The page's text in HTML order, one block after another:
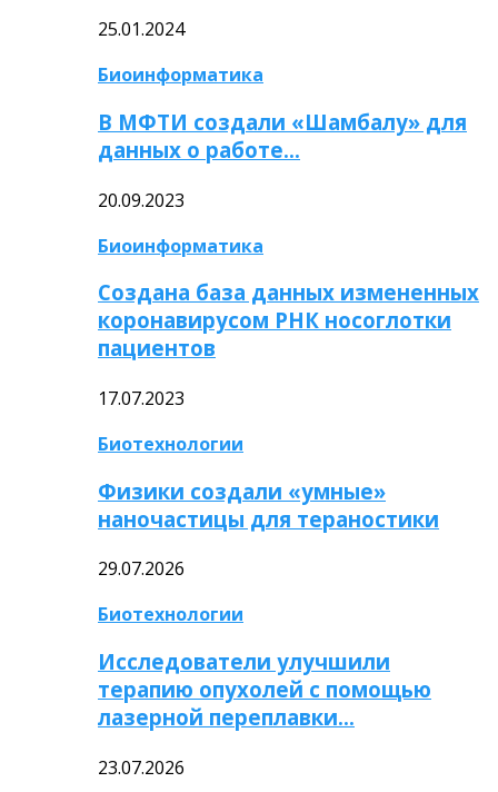
25.01.2024
Биоинформатика
В МФТИ создали «Шамбалу» для
данных о работе…
20.09.2023
Биоинформатика
Создана база данных измененных
коронавирусом РНК носоглотки
пациентов
17.07.2023
Биотехнологии
Физики создали «умные»
наночастицы для тераностики
29.07.2026
Биотехнологии
Исследователи улучшили
терапию опухолей с помощью
лазерной переплавки…
23.07.2026